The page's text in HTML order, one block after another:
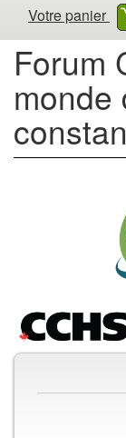
Le
monde
du
travail
Votre panier
Forum
monde
Aperçu